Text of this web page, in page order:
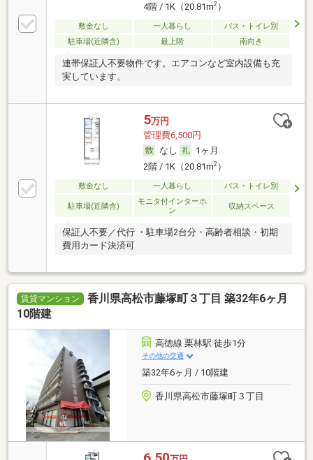
4階 / 1K（20.81m2）
敷金なし 一人暮らし
バス・トイレ別
駐車場(近隣含)
最上階 南向き
連帯保証人不要物件です。エアコンなど室内設備も充
実しています。
5万円
管理費6,500円
なし
1ヶ月
2階 / 1K（20.81m2）
敷金なし 一人暮らし バス・トイレ別
駐車場(近隣含)
モニタ付インターホ
ン
収納スペース
保証人不要／代行 ・駐車場2台分・高齢者相談・初期
費用カード決済可
賃貸マンション
香川県高松市藤塚町３丁目 築32年6ヶ月
10階建
高徳線 栗林駅 徒歩1分
その他の交通
築32年6ヶ月 / 10階建
香川県高松市藤塚町３丁目